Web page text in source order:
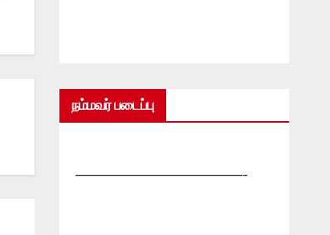
நம்மவர் படைப்பு
—————————————-